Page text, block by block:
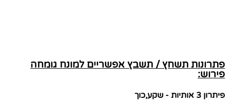
פתרונות תשחץ / תשבץ אפשריים למונח גומחה
פירוש:
פיתרון 3 אותיות - שקע,כוך